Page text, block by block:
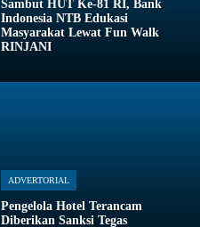
Sambut HUT Ke-81 RI, Bank
Indonesia NTB Edukasi
Masyarakat Lewat Fun Walk
RINJANI
ADVERTORIAL
Pengelola Hotel Terancam
Diberikan Sanksi Tegas